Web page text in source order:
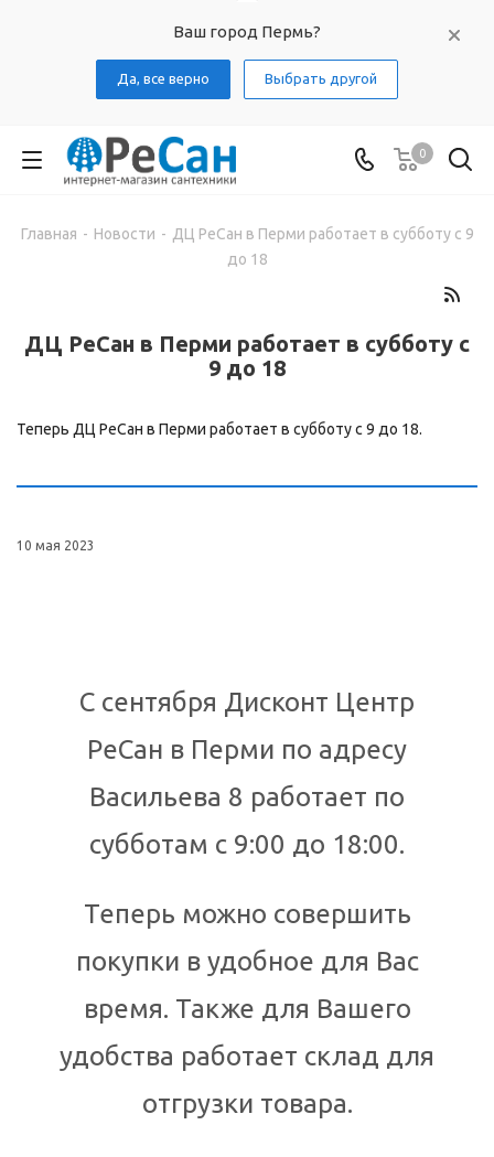
Ваш город Пермь?
Да, все верно Выбрать другой
0
Главная - Новости - ДЦ РеСан в Перми работает в субботу с 9
до 18
ДЦ РеСан в Перми работает в субботу с
9 до 18
Теперь ДЦ РеСан в Перми работает в субботу с 9 до 18.
10 мая 2023
С сентября Дисконт Центр
РеСан в Перми по адресу
Васильева 8 работает по
субботам с 9:00 до 18:00.
Теперь можно совершить
покупки в удобное для Вас
время. Также для Вашего
удобства работает склад для
отгрузки товара.